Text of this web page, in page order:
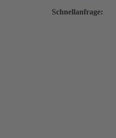
Schnellanfrage: